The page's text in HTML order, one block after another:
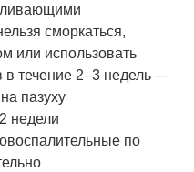
сморкаться,
или использовать
в течение 2–3 недель —
пазуху
недели
по